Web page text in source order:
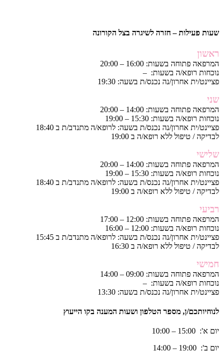
שעות פעילות – חזרה לשיגרה בצל הקורונה
ראשון
המרפאה פתוחה בשעות: 16:00 – 20:00
נוכחות רופא/ה בשעות: –
פציינט/ית אחרון/נה נכנס/ת בשעה: 19:30
שני
המרפאה פתוחה בשעות: 14:00 – 20:00
נוכחות רופא/ה בשעות: 15:30 – 19:00
פציינט/ית אחרון/נה נכנס/ת בשעה: לרופא/ה מתנדב/ת ב 18:40
לבדיקה / טיפול ללא רופא/ה ב 19:00
שלישי
המרפאה פתוחה בשעות: 14:00 – 20:00
נוכחות רופא/ה בשעות: 15:30 – 19:00
פציינט/ית אחרון/נה נכנס/ת בשעה: לרופא/ה מתנדב/ת ב 18:40
לבדיקה / טיפול ללא רופא/ה ב 19:00
רביעי
המרפאה פתוחה בשעות: 12:00 – 17:00
נוכחות רופא/ה בשעות: 12:00 – 16:00
פציינט/ית אחרון/נה נכנס/ת בשעה: לרופא/ה מתנדב/ת ב 15:45
לבדיקה / טיפול ללא רופא/ה ב 16:30
חמישי
המרפאה פתוחה בשעות: 09:00 – 14:00
נוכחות רופא/ה בשעות: –
פציינט/ית אחרון/נה נכנס/ת בשעה: 13:30
לנוחיותכם/ן, מספר הטלפון ושעות המענה בקו הייעוץ
יום א': 15:00 – 10:00
יום ב': 19:00 – 14:00